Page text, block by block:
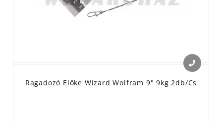
Ragadozó Előke Wizard Wolfram 9" 9kg 2db/cs